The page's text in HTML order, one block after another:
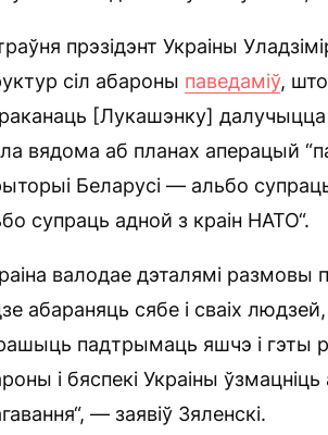
прэзідэнт Украіны
сіл абароны паведаміў,
[Лукашэнку] далучыцца
вядома аб планах аперацый
Беларусі — альбо супраць
супраць адной з краін НАТО“.
валодае дэталямі размовы
абараняць сябе і сваіх
падтрымаць яшчэ і гэты
і бяспекі Украіны
— заявіў Зяленскі.